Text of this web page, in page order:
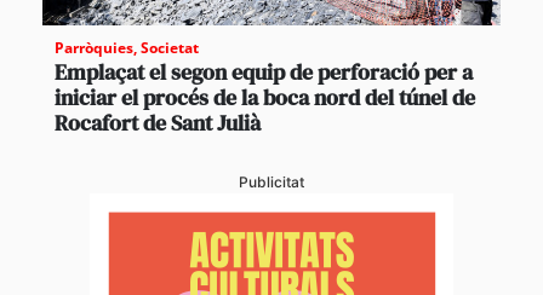
Parròquies,Societat
Emplaçat el segon equip de perforació per a
iniciar el procés de la boca nord del túnel de
Rocafort de Sant Julià
Publicitat